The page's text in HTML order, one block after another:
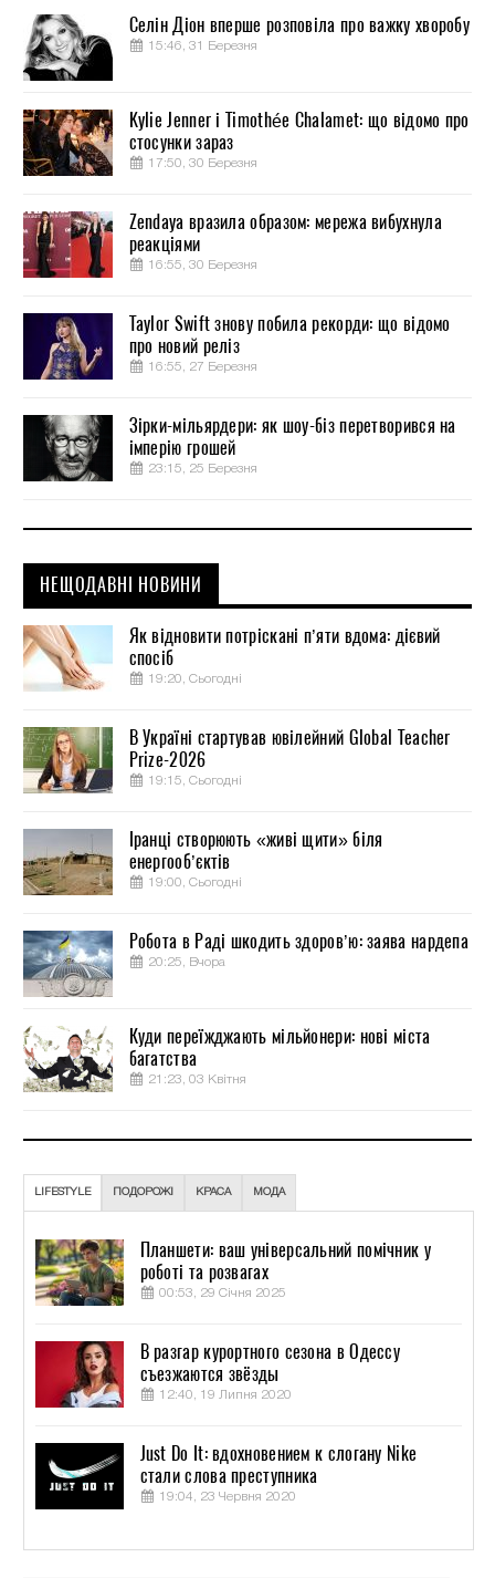
Селін Діон вперше розповіла про важку хворобу
15:46, 31 Березня
Kylie Jenner і Timothée Chalamet: що відомо про
стосунки зараз
17:50, 30 Березня
Zendaya вразила образом: мережа вибухнула
реакціями
16:55, 30 Березня
Taylor Swift знову побила рекорди: що відомо
про новий реліз
16:55, 27 Березня
Зірки-мільярдери: як шоу-біз перетворився на
імперію грошей
23:15, 25 Березня
НЕЩОДАВНІ НОВИНИ
Як відновити потріскані п’яти вдома: дієвий
спосіб
19:20, Сьогодні
В Україні стартував ювілейний Global Teacher
Prize-2026
19:15, Сьогодні
Іранці створюють «живі щити» біля
енергооб’єктів
19:00, Сьогодні
Робота в Раді шкодить здоров’ю: заява нардепа
20:25, Вчора
Куди переїжджають мільйонери: нові міста
багатства
21:23, 03 Квітня
LIFESTYLE ПОДОРОЖІ КРАСА МОДА
Планшети: ваш універсальний помічник у
роботі та розвагах
00:53, 29 Січня 2025
В разгар курортного сезона в Одессу
съезжаются звёзды
12:40, 19 Липня 2020
Just Do It: вдохновением к слогану Nike
стали слова преступника
19:04, 23 Червня 2020